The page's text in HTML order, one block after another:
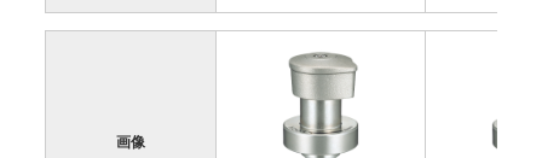
画像